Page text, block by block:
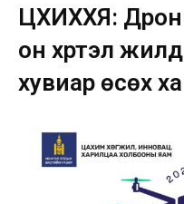
ЦХИХХЯ:
он хүртэл
хувиар өсөх